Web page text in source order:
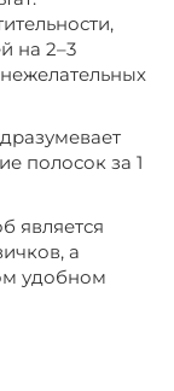
на 2–3
полосок за 1
является
а
удобном